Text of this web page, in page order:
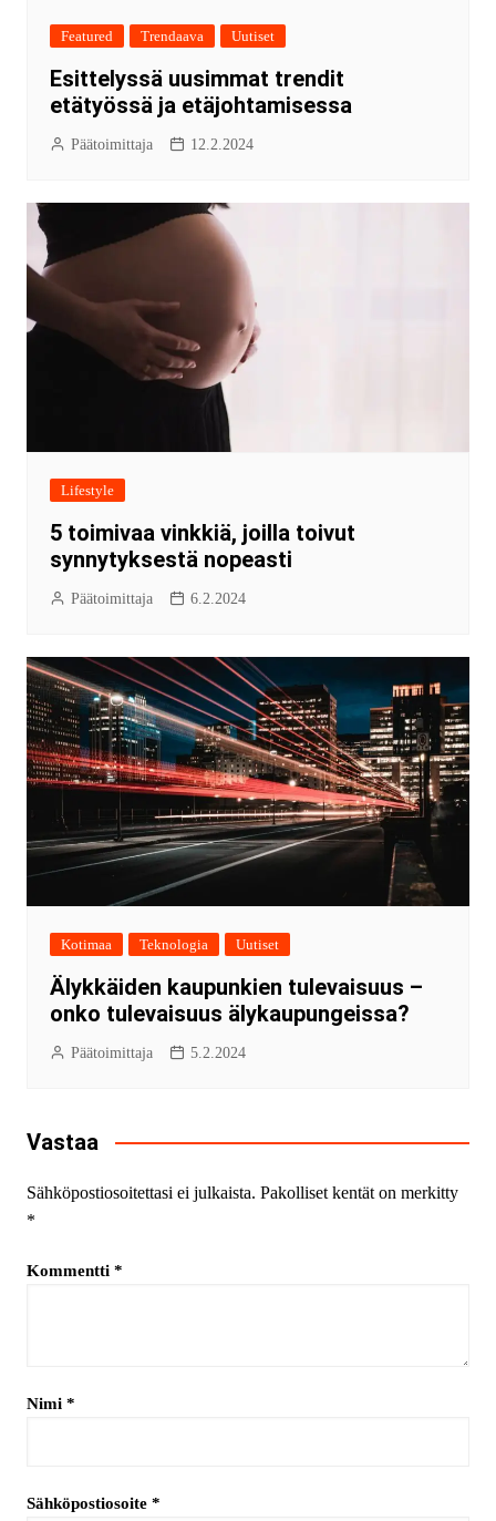
Featured Trendaava Uutiset
Esittelyssä uusimmat trendit
etätyössä ja etäjohtamisessa
Päätoimittaja 12.2.2024
Lifestyle
5 toimivaa vinkkiä, joilla toivut
synnytyksestä nopeasti
Päätoimittaja 6.2.2024
Kotimaa Teknologia Uutiset
Älykkäiden kaupunkien tulevaisuus –
onko tulevaisuus älykaupungeissa?
Päätoimittaja 5.2.2024
Vastaa
Sähköpostiosoitettasi ei julkaista. Pakolliset kentät on merkitty
*
Kommentti *
Nimi *
Sähköpostiosoite *